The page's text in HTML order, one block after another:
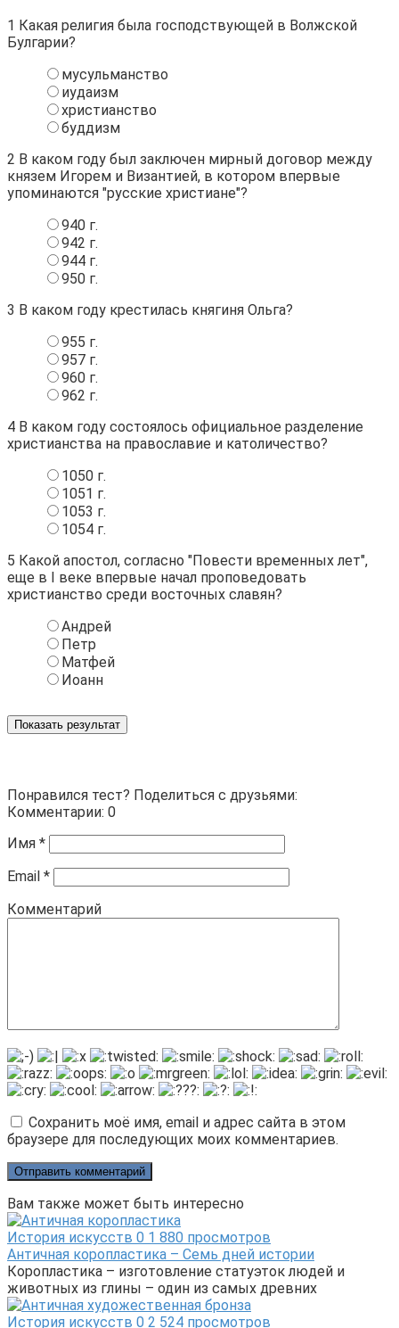
1 Какая религия была господствующей в Волжской
Булгарии?
мусульманство
иудаизм
христианство
буддизм
2 В каком году был заключен мирный договор между
князем Игорем и Византией, в котором впервые
упоминаются "русские христиане"?
940 г.
942 г.
944 г.
950 г.
3 В каком году крестилась княгиня Ольга?
955 г.
957 г.
960 г.
962 г.
4 В каком году состоялось официальное разделение
христианства на православие и католичество?
1050 г.
1051 г.
1053 г.
1054 г.
5 Какой апостол, согласно "Повести временных лет",
еще в I веке впервые начал проповедовать
христианство среди восточных славян?
Андрей
Петр
Матфей
Иоанн
Показать результат
Понравился тест? Поделиться с друзьями:
Комментарии: 0
Имя *
Email *
Комментарий
Сохранить моё имя, email и адрес сайта в этом
браузере для последующих моих комментариев.
Вам также может быть интересно
История искусств 0 1 880 просмотров
Античная коропластика – Семь дней истории
Коропластика – изготовление статуэток людей и
животных из глины – один из самых древних
История искусств 0 2 524 просмотров